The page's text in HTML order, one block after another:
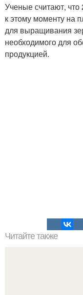
Ученые считают,
к этому моменту на
для выращивания
необходимого для
продукцией.
Читайте также